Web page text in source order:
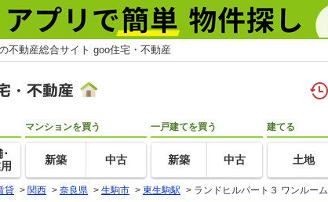
不動産総合サイト goo住宅・不動産
マンションを買う
新築 中古
一戸建てを買う
新築 中古
建てる
土地
貸 > 関西 > 奈良県 > 生駒市 > 東生駒駅 > ランドヒルパート３ ワンルーム